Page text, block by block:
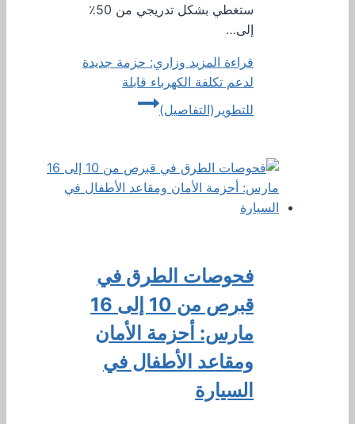
ستغطي بشكل تدريجي من 50٪
إلى…
قراءة المزيد وزاري: حزمة جديدة
لدعم تكلفة الكهرباء قابلة
للتطوير(التفاصيل)
فحوصات الطرق في
قبرص من 10 إلى 16
مارس: أحزمة الأمان
ومقاعد الأطفال في
السيارة